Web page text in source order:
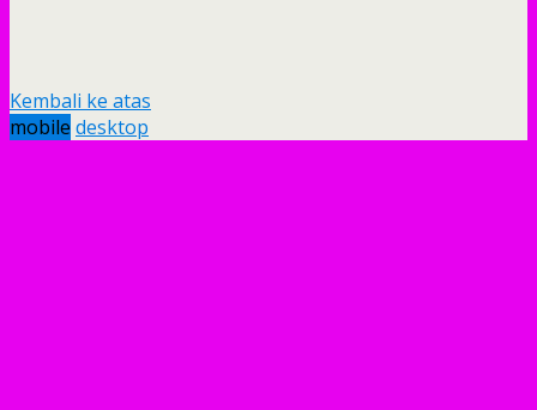
Kembali ke atas
mobile desktop